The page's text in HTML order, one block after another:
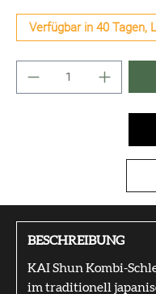
Verfügbar in 40 Tagen,
Produkt Anzahl:
BESCHREIBUNG
KAI Shun Kombi-
im traditionell